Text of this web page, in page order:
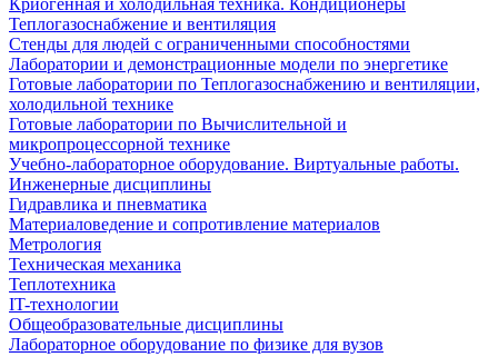
Криогенная и холодильная техника. Кондиционеры
Теплогазоснабжение и вентиляция
Стенды для людей с ограниченными способностями
Лаборатории и демонстрационные модели по энергетике
Готовые лаборатории по Теплогазоснабжению и вентиляции,
холодильной технике
Готовые лаборатории по Вычислительной и
микропроцессорной технике
Учебно-лабораторное оборудование. Виртуальные работы.
Инженерные дисциплины
Гидравлика и пневматика
Материаловедение и сопротивление материалов
Метрология
Техническая механика
Теплотехника
IT-технологии
Общеобразовательные дисциплины
Лабораторное оборудование по физике для вузов